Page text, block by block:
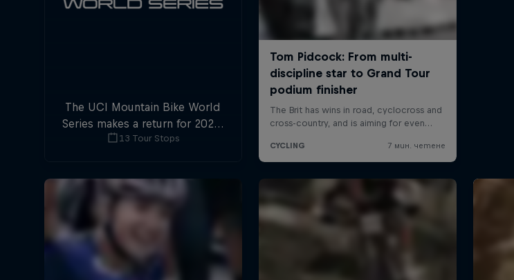
The UCI Mountain Bike World
Series makes a return for 2025,
with plenty of downhill and
13 Tour Stops